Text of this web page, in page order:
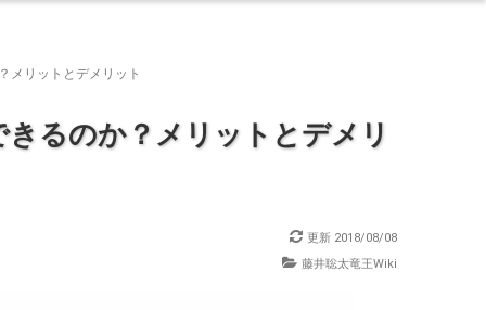
メリットとデメリット
るのか？メリットとデメリ
更新 2018/08/08
藤井聡太竜王Wiki